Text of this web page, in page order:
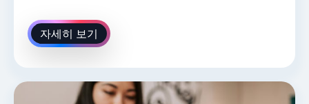
자세히 보기